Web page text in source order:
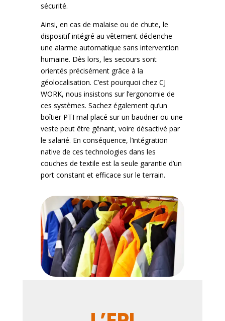
sécurité.
Ainsi, en cas de malaise ou de chute, le
dispositif intégré au vêtement déclenche
une alarme automatique sans intervention
humaine. Dès lors, les secours sont
orientés précisément grâce à la
géolocalisation. C’est pourquoi chez CJ
WORK, nous insistons sur l’ergonomie de
ces systèmes. Sachez également qu’un
boîtier PTI mal placé sur un baudrier ou une
veste peut être gênant, voire désactivé par
le salarié. En conséquence, l’intégration
native de ces technologies dans les
couches de textile est la seule garantie d’un
port constant et efficace sur le terrain.